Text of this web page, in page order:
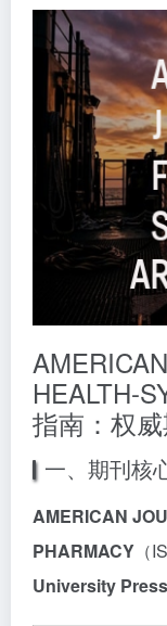
HEALTH-
指南：权
一、期刊核
AMERICAN
PHARMACY （
University Press